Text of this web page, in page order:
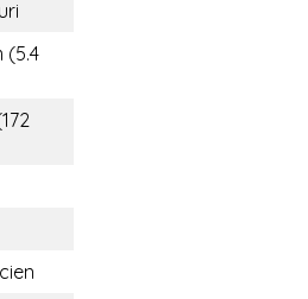
(5.4